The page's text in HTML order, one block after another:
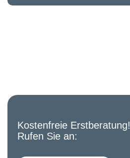
Kostenfreie Erstberatung!
Rufen Sie an: